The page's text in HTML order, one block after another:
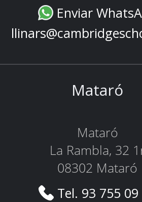
Enviar
Mataró
Mataró
La Rambla, 32
08302 Mataró
Tel. 93 755